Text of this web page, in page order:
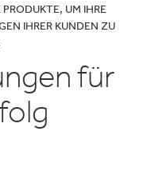
UM IHRE
IHRER KUNDEN ZU
für